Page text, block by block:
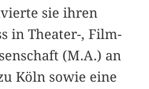
sie ihren
in Theater-, Film-
(M.A.) an
Köln sowie eine